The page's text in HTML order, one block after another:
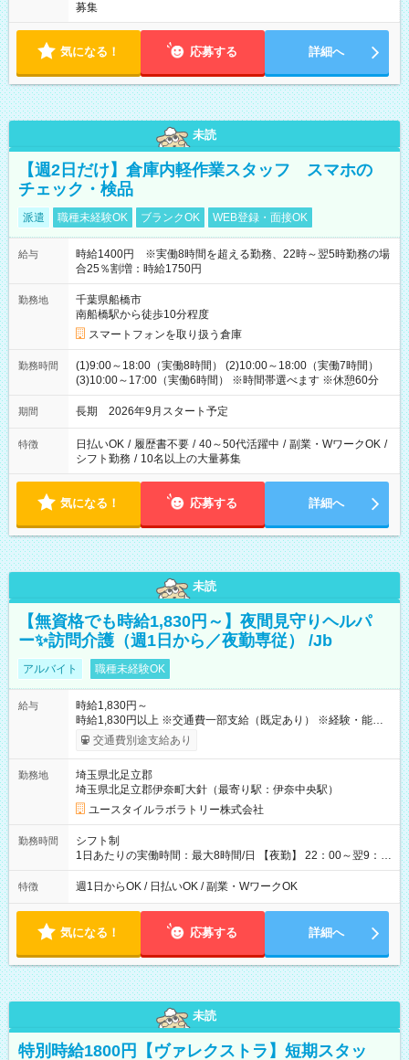
募集
気になる！ 応募する 詳細へ
未読
【週2日だけ】倉庫内軽作業スタッフ スマホの
チェック・検品
派遣 職種未経験OK ブランクOK WEB登録・面接OK
給与
時給1400円 ※実働8時間を超える勤務、22時～翌5時勤務の場
合25％割増：時給1750円
勤務地
千葉県船橋市
南船橋駅から徒歩10分程度
スマートフォンを取り扱う倉庫
勤務時間
(1)9:00～18:00（実働8時間） (2)10:00～18:00（実働7時間）
(3)10:00～17:00（実働6時間） ※時間帯選べます ※休憩60分
期間 長期 2026年9月スタート予定
特徴 日払いOK / 履歴書不要 / 40～50代活躍中 / 副業・WワークOK /
シフト勤務 / 10名以上の大量募集
気になる！ 応募する 詳細へ
未読
【無資格でも時給1,830円～】夜間見守りヘルパ
ー✨訪問介護（週1日から／夜勤専従） /Jb
アルバイト 職種未経験OK
給与
時給1,830円～
時給1,830円以上 ※交通費一部支給（既定あり） ※経験・能力を
考慮して決定します 【収入例】 週1回勤務の場合：1,830円×8時
間×4回=5万8,560円 週3回勤務の場合：1,830円×8時間×12回
月 ※ 雇用形態と給与に、本採用時と異なる部分があります。 雇
用形態：本採用時と同じです。 給与：時給 1,580円以上
交通費別途支給あり
勤務地
埼玉県北足立郡
埼玉県北足立郡伊奈町大針（最寄り駅：伊奈中央駅）
ユースタイルラボラトリー株式会社
勤務時間
シフト制
1日あたりの実働時間：最大8時間/日 【夜勤】 22：00～翌9：
00 ※週1日～OK ／ 夜勤専従 ＊＊ 勤務時間例 ＊＊ ■22時か
ら翌7時 ■23時から翌8時 ■24時から翌9時 など ※上記の時間
ます。 ※曜日固定（毎週同じ曜日での勤務となります）
特徴 週1日からOK / 日払いOK / 副業・WワークOK
気になる！ 応募する 詳細へ
未読
特別時給1800円【ヴァレクストラ】短期スタッ